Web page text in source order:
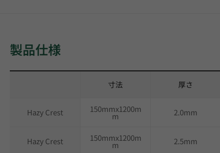
製品仕様
寸法 厚さ
Hazy Crest 150mmx1200m
m 2.0mm
Hazy Crest 150mmx1200m
m 2.5mm